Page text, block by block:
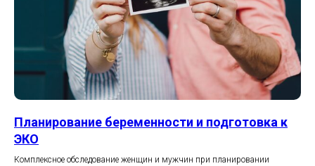
Планирование беременности и подготовка к
ЭКО
Комплексное обследование женщин и мужчин при планировании